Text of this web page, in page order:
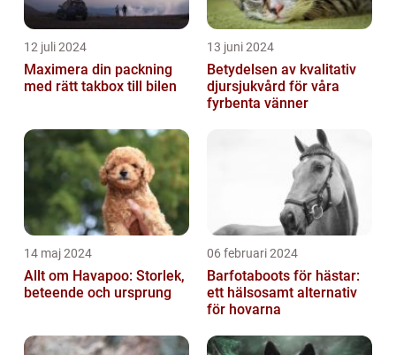
12 juli 2024
Maximera din packning
med rätt takbox till bilen
13 juni 2024
Betydelsen av kvalitativ
djursjukvård för våra
fyrbenta vänner
14 maj 2024
Allt om Havapoo: Storlek,
beteende och ursprung
06 februari 2024
Barfotaboots för hästar:
ett hälsosamt alternativ
för hovarna